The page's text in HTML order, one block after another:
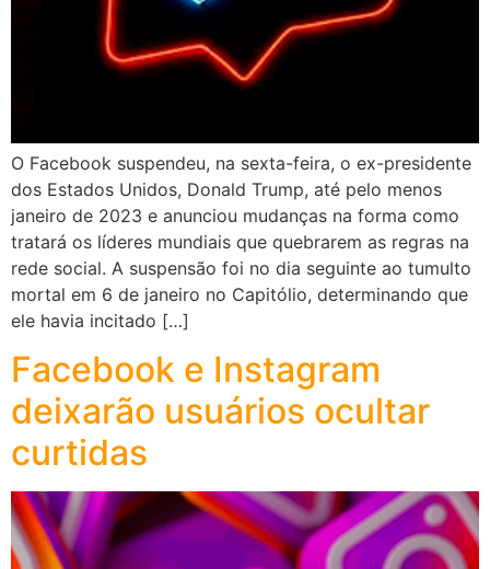
O Facebook suspendeu, na sexta-feira, o ex-presidente
dos Estados Unidos, Donald Trump, até pelo menos
janeiro de 2023 e anunciou mudanças na forma como
tratará os líderes mundiais que quebrarem as regras na
rede social. A suspensão foi no dia seguinte ao tumulto
mortal em 6 de janeiro no Capitólio, determinando que
ele havia incitado […]
Facebook e Instagram
deixarão usuários ocultar
curtidas